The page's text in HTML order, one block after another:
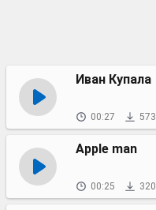
Иван Купала
00:27 573
Apple man
00:25 320